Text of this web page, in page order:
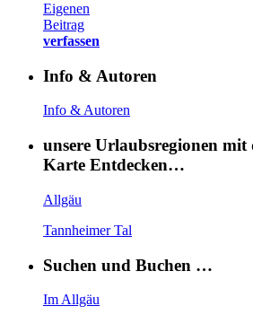
Eigenen
Beitrag
verfassen
Info & Autoren
Info & Autoren
unsere Urlaubsregionen
Karte Entdecken…
Allgäu
Tannheimer Tal
Suchen und Buchen …
Im Allgäu